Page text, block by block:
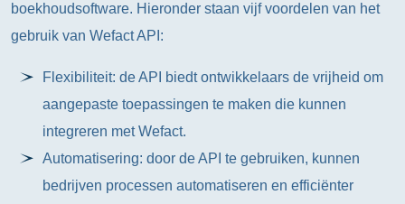
boekhoudsoftware. Hieronder staan vijf voordelen van het
gebruik van Wefact API:
Flexibiliteit: de API biedt ontwikkelaars de vrijheid om
aangepaste toepassingen te maken die kunnen
integreren met Wefact.
Automatisering: door de API te gebruiken, kunnen
bedrijven processen automatiseren en efficiënter